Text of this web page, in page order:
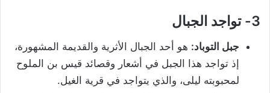
3- تواجد الجبال
جبل التوباد: هو أحد الجبال الأثرية والقديمة المشهورة،
إذ تواجد هذا الجبل في أشعار وقصائد قيس بن الملوح
لمحبوبته ليلى، والذي يتواجد في قرية الغيل.